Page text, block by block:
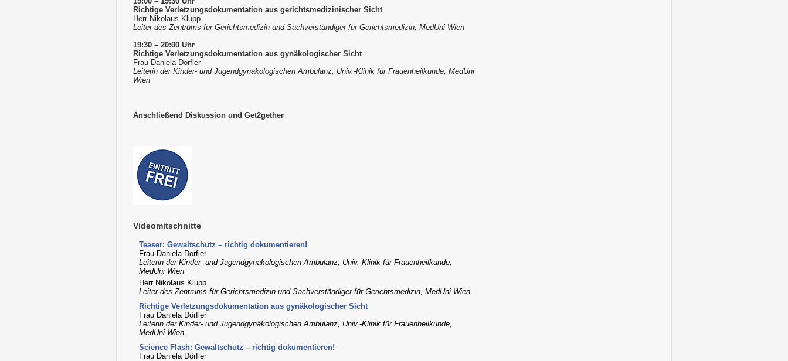
Richtige Verletzungsdokumentation aus gerichtsmedizinischer Sicht
Herr Nikolaus Klupp
Leiter des Zentrums für Gerichtsmedizin und Sachverständiger für Gerichtsmedizin, MedUni Wien
19:30 – 20:00 Uhr
Richtige Verletzungsdokumentation aus gynäkologischer Sicht
Frau Daniela Dörfler
Leiterin der Kinder- und Jugendgynäkologischen Ambulanz, Univ.-Klinik für Frauenheilkunde, MedUni
Wien
Anschließend Diskussion und Get2gether
Videomitschnitte
Teaser: Gewaltschutz – richtig dokumentieren!
Frau Daniela Dörfler
Leiterin der Kinder- und Jugendgynäkologischen Ambulanz, Univ.-Klinik für Frauenheilkunde,
MedUni Wien
Herr Nikolaus Klupp
Leiter des Zentrums für Gerichtsmedizin und Sachverständiger für Gerichtsmedizin, MedUni Wien
Richtige Verletzungsdokumentation aus gynäkologischer Sicht
Frau Daniela Dörfler
Leiterin der Kinder- und Jugendgynäkologischen Ambulanz, Univ.-Klinik für Frauenheilkunde,
MedUni Wien
Science Flash: Gewaltschutz – richtig dokumentieren!
Frau Daniela Dörfler